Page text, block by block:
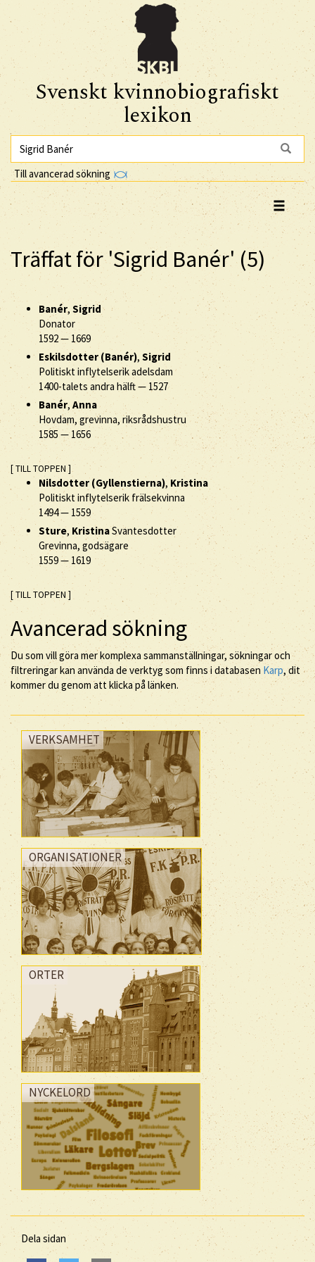
Svenskt kvinnobiografiskt
lexikon
Till avancerad sökning
Träffat för 'Sigrid Banér' (5)
Banér, Sigrid
Donator
1592— 1669
Eskilsdotter (Banér), Sigrid
Politiskt inflytelserik adelsdam
1400-talets andra hälft— 1527
Banér, Anna
Hovdam, grevinna, riksrådshustru
1585 —1656
[ TILL TOPPEN ]
Nilsdotter (Gyllenstierna), Kristina
Politiskt inflytelserik frälsekvinna
1494— 1559
Sture, KristinaSvantesdotter
Grevinna, godsägare
1559— 1619
[ TILL TOPPEN ]
Avancerad sökning
Du som vill göra mer komplexa sammanställningar, sökningar och
filtreringar kan använda de verktyg som finns i databasen Karp, dit
kommer du genom att klicka på länken.
VERKSAMHET
ORGANISATIONER
ORTER
NYCKELORD
Dela sidan